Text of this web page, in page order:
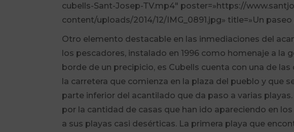
cubells-Sant-Josep-TV.mp4″ poster=»https://
content/uploads/2014/12/IMG_0891.jpg» title=»Un
Otro elemento destacable en las inmediaciones del
los pescadores, instalado en 1996 como homenaje a la
borde de un precipicio, es Cubells cuenta con una de
la carretera que comienza en la plaza del pueblo y que
parte inferior del acantilado que da paso a varias
por la cantidad de casas que han ido apareciendo en
a sus playas casi desérticas. La primera playa que